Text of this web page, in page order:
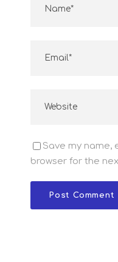
Save my name,
browser for the